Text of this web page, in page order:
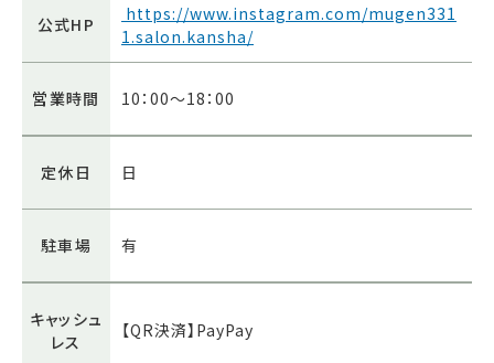
公式HP
https://www.instagram.com/mugen331
1.salon.kansha/
営業時間 10：00～18：00
定休日 日
駐車場 有
キャッシュ
レス
【QR決済】PayPay